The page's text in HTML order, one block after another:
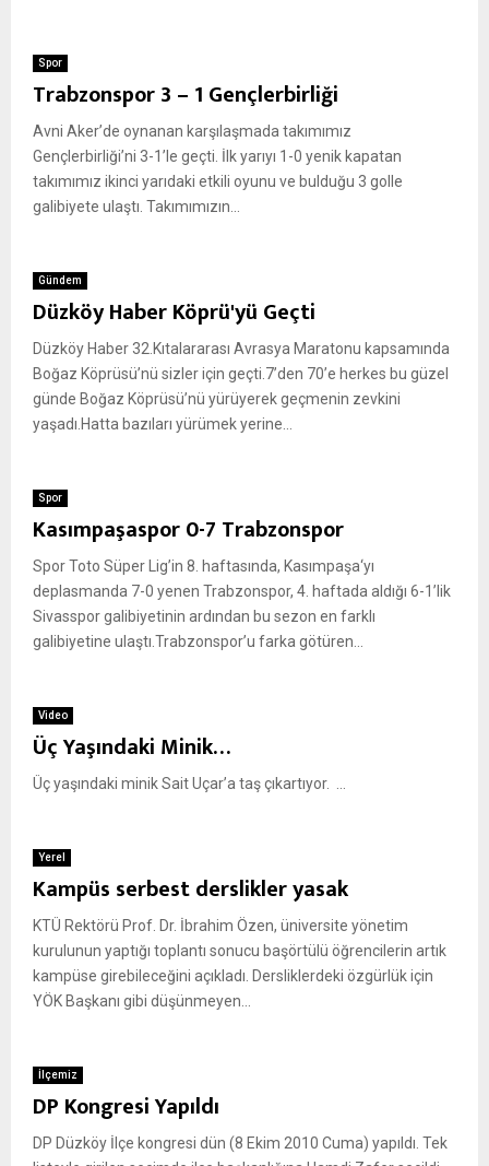
Spor
Trabzonspor 3 – 1 Gençlerbirliği
Avni Aker’de oynanan karşılaşmada takımımız
Gençlerbirliği’ni 3-1’le geçti. İlk yarıyı 1-0 yenik kapatan
takımımız ikinci yarıdaki etkili oyunu ve bulduğu 3 golle
galibiyete ulaştı. Takımımızın...
Gündem
Düzköy Haber Köprü'yü Geçti
Düzköy Haber 32.Kıtalararası Avrasya Maratonu kapsamında
Boğaz Köprüsü’nü sizler için geçti.7’den 70’e herkes bu güzel
günde Boğaz Köprüsü’nü yürüyerek geçmenin zevkini
yaşadı.Hatta bazıları yürümek yerine...
Spor
Kasımpaşaspor 0-7 Trabzonspor
Spor Toto Süper Lig’in 8. haftasında, Kasımpaşa‘yı
deplasmanda 7-0 yenen Trabzonspor, 4. haftada aldığı 6-1’lik
Sivasspor galibiyetinin ardından bu sezon en farklı
galibiyetine ulaştı.Trabzonspor’u farka götüren...
Video
Üç Yaşındaki Minik…
Üç yaşındaki minik Sait Uçar’a taş çıkartıyor. ...
Yerel
Kampüs serbest derslikler yasak
KTÜ Rektörü Prof. Dr. İbrahim Özen, üniversite yönetim
kurulunun yaptığı toplantı sonucu başörtülü öğrencilerin artık
kampüse girebileceğini açıkladı. Dersliklerdeki özgürlük için
YÖK Başkanı gibi düşünmeyen...
İlçemiz
DP Kongresi Yapıldı
DP Düzköy İlçe kongresi dün (8 Ekim 2010 Cuma) yapıldı. Tek